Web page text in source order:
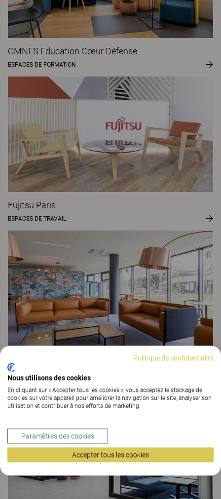
OMNES Education Cœur Défense
ESPACES DE FORMATION
Fujitsu Paris
ESPACES DE TRAVAIL
ESPACES DE TRAVAIL
Politique de confidentialité
Nous utilisons des cookies
En cliquant sur « Accepter tous les cookies », vous acceptez le stockage de
cookies sur votre appareil pour améliorer la navigation sur le site, analyser son
utilisation et contribuer à nos efforts de marketing.
Paramètres des cookies
Accepter tous les cookies